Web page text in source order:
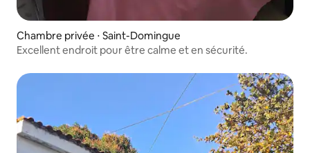
Chambre privée ⋅ Saint-Domingue
Excellent endroit pour être calme et en sécurité.